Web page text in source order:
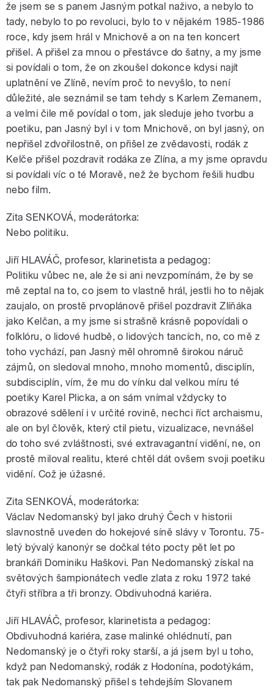
že jsem se s panem Jasným potkal naživo, a nebylo to
tady, nebylo to po revoluci, bylo to v nějakém 1985-1986
roce, kdy jsem hrál v Mnichově a on na ten koncert
přišel. A přišel za mnou o přestávce do šatny, a my jsme
si povídali o tom, že on zkoušel dokonce kdysi najít
uplatnění ve Zlíně, nevím proč to nevyšlo, to není
důležité, ale seznámil se tam tehdy s Karlem Zemanem,
a velmi čile mě povídal o tom, jak sleduje jeho tvorbu a
poetiku, pan Jasný byl i v tom Mnichově, on byl jasný, on
nepřišel zdvořilostně, on přišel ze zvědavosti, rodák z
Kelče přišel pozdravit rodáka ze Zlína, a my jsme opravdu
si povídali víc o té Moravě, než že bychom řešili hudbu
nebo film.
Zita SENKOVÁ, moderátorka:
Nebo politiku.
Jiří HLAVÁČ, profesor, klarinetista a pedagog:
Politiku vůbec ne, ale že si ani nevzpomínám, že by se
mě zeptal na to, co jsem to vlastně hrál, jestli ho to nějak
zaujalo, on prostě prvoplánově přišel pozdravit Zlíňáka
jako Kelčan, a my jsme si strašně krásně popovídali o
folklóru, o lidové hudbě, o lidových tancích, no, co mě z
toho vychází, pan Jasný měl ohromně širokou náruč
zájmů, on sledoval mnoho, mnoho momentů, disciplín,
subdisciplín, vím, že mu do vínku dal velkou míru té
poetiky Karel Plicka, a on sám vnímal vždycky to
obrazové sdělení i v určité rovině, nechci říct archaismu,
ale on byl člověk, který ctil pietu, vizualizace, nevnášel
do toho své zvláštnosti, své extravagantní vidění, ne, on
prostě miloval realitu, které chtěl dát ovšem svoji poetiku
vidění. Což je úžasné.
Zita SENKOVÁ, moderátorka:
Václav Nedomanský byl jako druhý Čech v historii
slavnostně uveden do hokejové síně slávy v Torontu. 75-
letý bývalý kanonýr se dočkal této pocty pět let po
brankáři Dominiku Haškovi. Pan Nedomanský získal na
světových šampionátech vedle zlata z roku 1972 také
čtyři stříbra a tři bronzy. Obdivuhodná kariéra.
Jiří HLAVÁČ, profesor, klarinetista a pedagog:
Obdivuhodná kariéra, zase malinké ohlédnutí, pan
Nedomanský je o čtyři roky starší, a já jsem byl u toho,
když pan Nedomanský, rodák z Hodonína, podotýkám,
tak pak Nedomanský přišel s tehdejším Slovanem